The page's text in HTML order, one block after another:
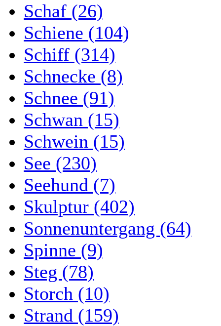
Schaf (26)
Schiene (104)
Schiff (314)
Schnecke (8)
Schnee (91)
Schwan (15)
Schwein (15)
See (230)
Seehund (7)
Skulptur (402)
Sonnenuntergang (64)
Spinne (9)
Steg (78)
Storch (10)
Strand (159)